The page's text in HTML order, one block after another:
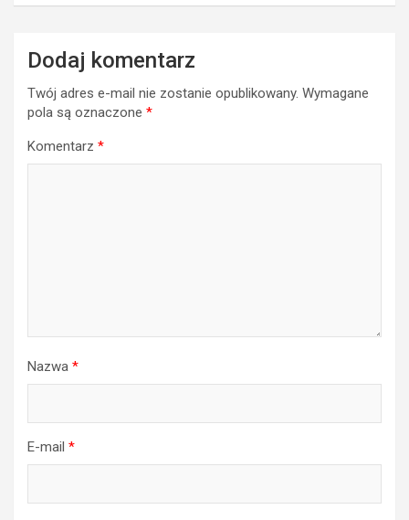
Dodaj komentarz
Twój adres e-mail nie zostanie opublikowany. Wymagane
pola są oznaczone *
Komentarz *
Nazwa *
E-mail *